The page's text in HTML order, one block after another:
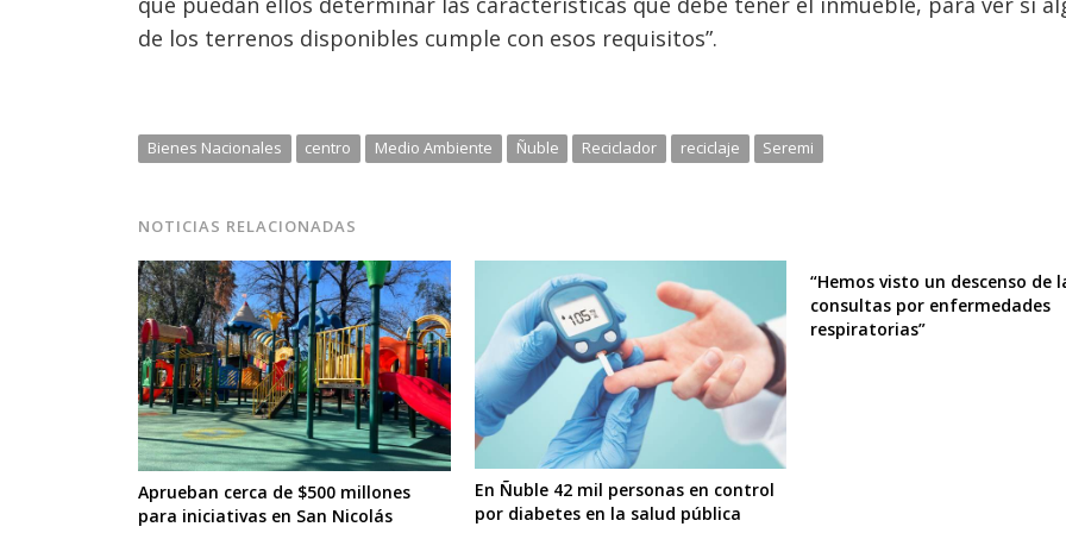
de los terrenos disponibles cumple con esos requisitos”.
Bienes Nacionales centro Medio Ambiente Ñuble Reciclador reciclaje Seremi
NOTICIAS RELACIONADAS
Aprueban cerca de $500 millones
para iniciativas en San Nicolás
En Ñuble 42 mil personas en control
por diabetes en la salud pública
“Hemos visto un descenso de
consultas por enfermedades
respiratorias”